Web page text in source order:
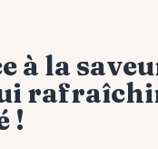
à la
!